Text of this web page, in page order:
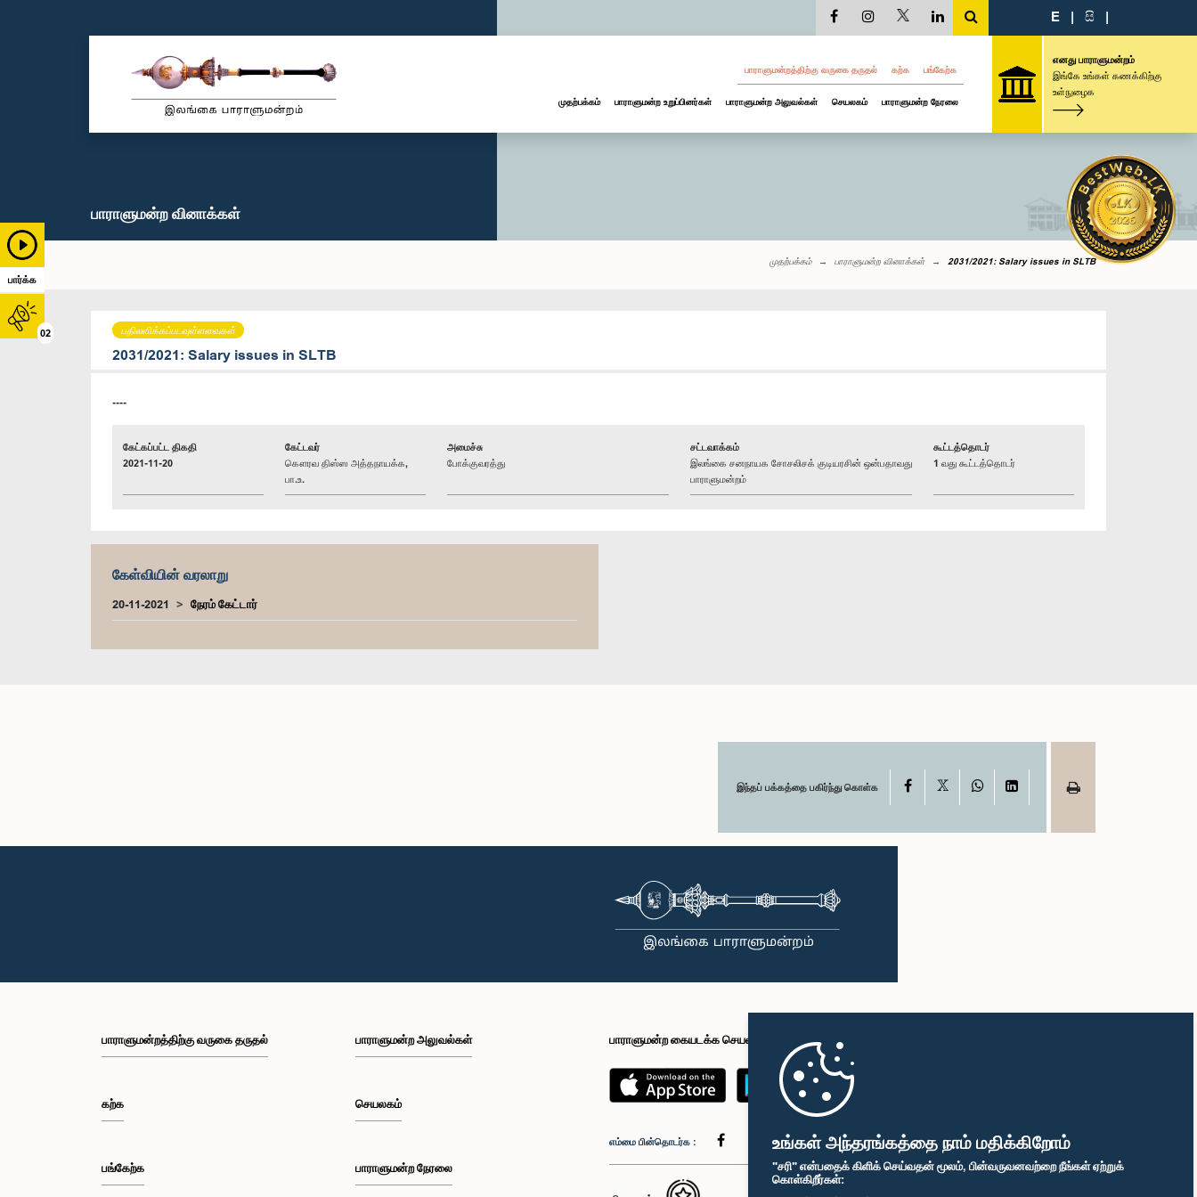
உங்கள் அந்தரங்கத்தை நாம் மதிக்கிறோம்
"சரி" என்பதைக் கிளிக் செய்வதன் மூலம், பின்வருவனவற்றை நீங்கள் ஏற்றுக்
கொள்கிறீர்கள்:
பார்க்க
02
E | සි |
பாராளுமன்றத்திற்கு வருகை தருதல் கற்க பங்கேற்க
முதற்பக்கம் பாராளுமன்ற உறுப்பினர்கள் பாராளுமன்ற அலுவல்கள் செயலகம் பாராளுமன்ற நேரலை
எனது பாராளுமன்றம்
இங்கே உங்கள் கணக்கிற்கு
உள்நுழைக
பாராளுமன்ற வினாக்கள்
முதற்பக்கம் பாராளுமன்ற வினாக்கள் 2031/2021: Salary issues in SLTB
பதிலளிக்கப்படவுள்ளவைகள்
2031/2021: Salary issues in SLTB
----
கேட்கப்பட்ட திகதி
2021-11-20
கேட்டவர்
கௌரவ திஸ்ஸ அத்தநாயக்க,
பா.உ.
அமைச்சு
போக்குவரத்து
சட்டவாக்கம்
இலங்கை சனநாயக சோசலிசக் குடியரசின் ஒன்பதாவது
பாராளுமன்றம்
கூட்டத்தொடர்
1 வது கூட்டத்தொடர்
கேள்வியின் வரலாறு
20-11-2021 நேரம் கேட்டார்
இந்தப் பக்கத்தை பகிர்ந்து கொள்க Facebook WhatsAppLinkedIn
பாராளுமன்றத்திற்கு வருகை தருதல்
கற்க
பங்கேற்க
பாராளுமன்ற அலுவல்கள்
செயலகம்
பாராளுமன்ற நேரலை
பாராளுமன்ற கையடக்க செயலி
எம்மை பின்தொடர்க :